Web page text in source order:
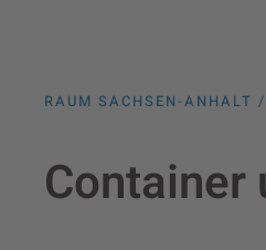
RAUM SACHSEN-ANHALT
Container